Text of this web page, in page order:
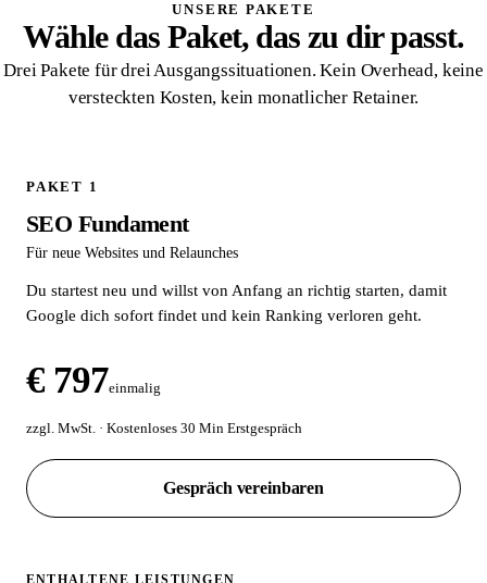
UNSERE PAKETE
Wähle das Paket, das zu dir passt.
Drei Pakete für drei Ausgangssituationen. Kein Overhead, keine
versteckten Kosten, kein monatlicher Retainer.
PAKET 1
SEO Fundament
Für neue Websites und Relaunches
Du startest neu und willst von Anfang an richtig starten, damit
Google dich sofort findet und kein Ranking verloren geht.
€ 797einmalig
zzgl. MwSt. · Kostenloses 30 Min Erstgespräch
Gespräch vereinbaren
ENTHALTENE LEISTUNGEN